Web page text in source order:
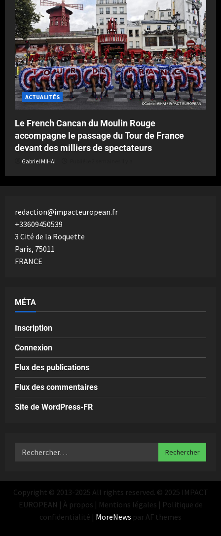
ACTUALITÉS
Le French Cancan du Moulin Rouge
accompagne le passage du Tour de France
devant des milliers de spectateurs
Gabriel MIHAI
redaction@impacteuropean.fr
+33609450539
3 Cité de la Roquette
Paris, 75011
FRANCE
MÉTA
Inscription
Connexion
Flux des publications
Flux des commentaires
Site de WordPress-FR
Copyright © 2013-2025 All rights reserved. © 2025 IMPACT
EUROPEAN | À propos | Mentions légales | Politique de
confidentialité | MoreNews par AF themes